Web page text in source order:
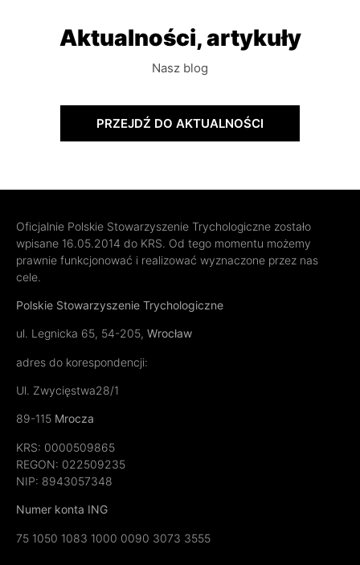
Aktualności, artykuły
Nasz blog
PRZEJDŹ DO AKTUALNOŚCI
Oficjalnie Polskie Stowarzyszenie Trychologiczne zostało
wpisane 16.05.2014 do KRS. Od tego momentu możemy
prawnie funkcjonować i realizować wyznaczone przez nas
cele.
Polskie Stowarzyszenie Trychologiczne
ul. Legnicka 65, 54-205, Wrocław
adres do korespondencji:
Ul. Zwycięstwa28/1
89-115 Mrocza
KRS: 0000509865
REGON: 022509235
NIP: 8943057348
Numer konta ING
75 1050 1083 1000 0090 3073 3555